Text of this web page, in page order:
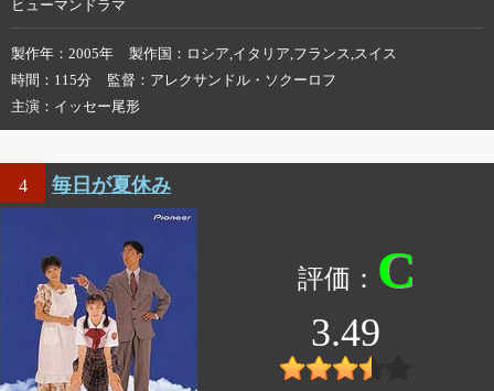
ヒューマンドラマ
製作年 2005年 製作国
ロシア,イタリア,フランス,スイス
時間
115分 監督
アレクサンドル・ソクーロフ
主演
イッセー尾形
4 毎日が夏休み
C
3.49